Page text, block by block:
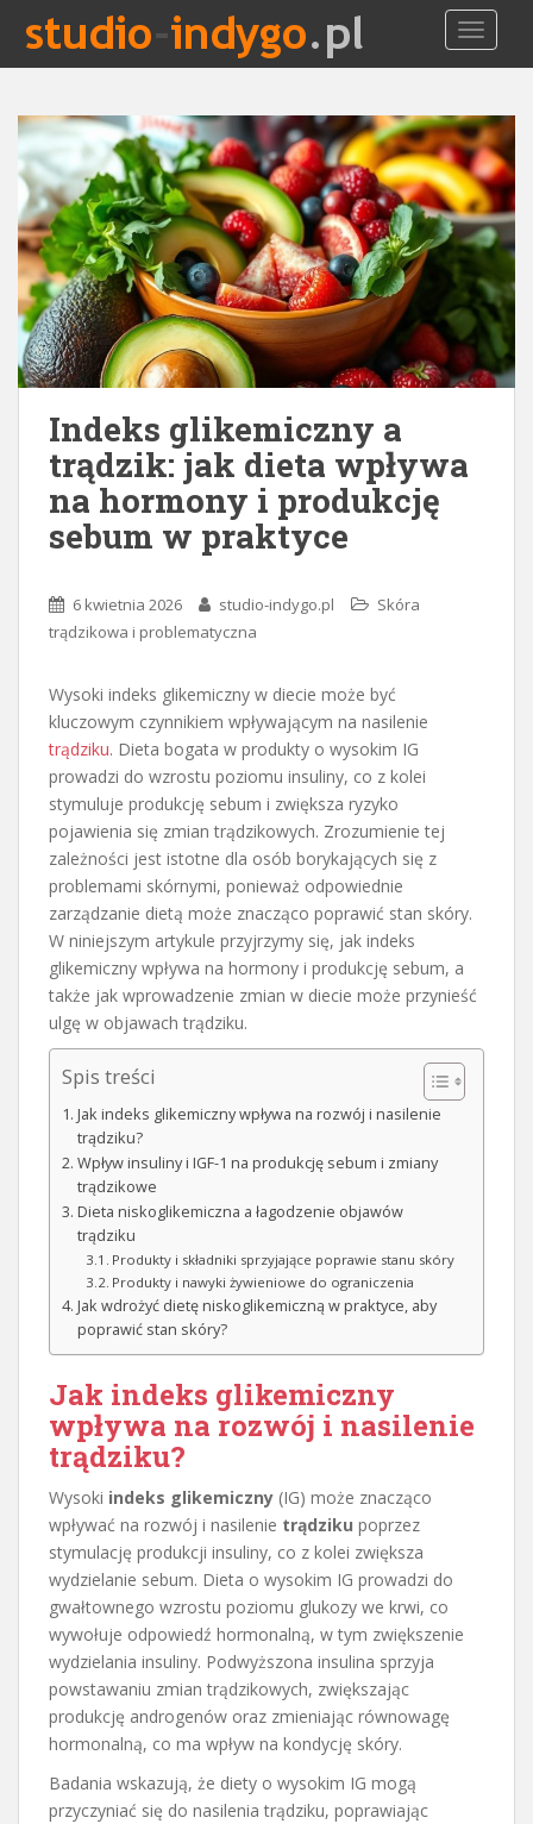
i
Indeks glikemiczny a
trądzik: jak dieta wpływa
na hormony i produkcję
sebum w praktyce
6 kwietnia 2026 studio-indygo.pl
Skóra
trądzikowa i problematyczna
Wysoki indeks glikemiczny w diecie może być
kluczowym czynnikiem wpływającym na nasilenie
trądziku. Dieta bogata w produkty o wysokim IG
prowadzi do wzrostu poziomu insuliny, co z kolei
stymuluje produkcję sebum i zwiększa ryzyko
pojawienia się zmian trądzikowych. Zrozumienie tej
zależności jest istotne dla osób borykających się z
problemami skórnymi, ponieważ odpowiednie
zarządzanie dietą może znacząco poprawić stan skóry.
W niniejszym artykule przyjrzymy się, jak indeks
glikemiczny wpływa na hormony i produkcję sebum, a
także jak wprowadzenie zmian w diecie może przynieść
ulgę w objawach trądziku.
Spis treści
Jak indeks glikemiczny wpływa na rozwój i nasilenie
trądziku?
Wpływ insuliny i IGF-1 na produkcję sebum i zmiany
trądzikowe
Dieta niskoglikemiczna a łagodzenie objawów
trądziku
Produkty i składniki sprzyjające poprawie stanu skóry
Produkty i nawyki żywieniowe do ograniczenia
Jak wdrożyć dietę niskoglikemiczną w praktyce, aby
poprawić stan skóry?
Jak indeks glikemiczny
wpływa na rozwój i nasilenie
trądziku?
Wysoki indeks glikemiczny (IG) może znacząco
wpływać na rozwój i nasilenie trądziku poprzez
stymulację produkcji insuliny, co z kolei zwiększa
wydzielanie sebum. Dieta o wysokim IG prowadzi do
gwałtownego wzrostu poziomu glukozy we krwi, co
wywołuje odpowiedź hormonalną, w tym zwiększenie
wydzielania insuliny. Podwyższona insulina sprzyja
powstawaniu zmian trądzikowych, zwiększając
produkcję androgenów oraz zmieniając równowagę
hormonalną, co ma wpływ na kondycję skóry.
Badania wskazują, że diety o wysokim IG mogą
przyczyniać się do nasilenia trądziku, poprawiając